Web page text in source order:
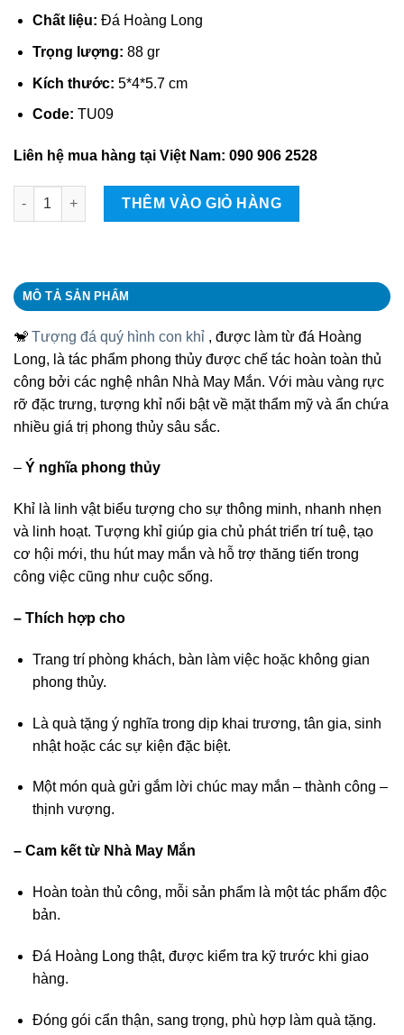
Chất liệu: Đá Hoàng Long
Trọng lượng: 88 gr
Kích thước: 5*4*5.7 cm
Code: TU09
Liên hệ mua hàng tại Việt Nam: 090 906 2528
Tượng đá quý hình con khỉ quantity
THÊM VÀO GIỎ HÀNG
MÔ TẢ SẢN PHẨM
🐒 Tượng đá quý hình con khỉ ‎ , được làm từ đá Hoàng
Long, là tác phẩm phong thủy được chế tác hoàn toàn thủ
công bởi các nghệ nhân Nhà May Mắn. Với màu vàng rực
rỡ đặc trưng, tượng khỉ nổi bật về mặt thẩm mỹ và ẩn chứa
nhiều giá trị phong thủy sâu sắc.
– Ý nghĩa phong thủy
Khỉ là linh vật biểu tượng cho sự thông minh, nhanh nhẹn
và linh hoạt. Tượng khỉ giúp gia chủ phát triển trí tuệ, tạo
cơ hội mới, thu hút may mắn và hỗ trợ thăng tiến trong
công việc cũng như cuộc sống.
– Thích hợp cho
Trang trí phòng khách, bàn làm việc hoặc không gian
phong thủy.
Là quà tặng ý nghĩa trong dịp khai trương, tân gia, sinh
nhật hoặc các sự kiện đặc biệt.
Một món quà gửi gắm lời chúc may mắn – thành công –
thịnh vượng.
– Cam kết từ Nhà May Mắn
Hoàn toàn thủ công, mỗi sản phẩm là một tác phẩm độc
bản.
Đá Hoàng Long thật, được kiểm tra kỹ trước khi giao
hàng.
Đóng gói cẩn thận, sang trọng, phù hợp làm quà tặng.